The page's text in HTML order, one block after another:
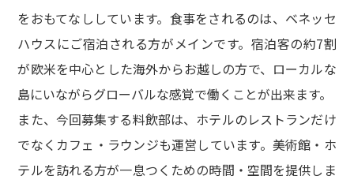
をおもてなししています。食事をされるのは、ベネッセ
ハウスにご宿泊される方がメインです。宿泊客の約7割
が欧米を中心とした海外からお越しの方で、ローカルな
島にいながらグローバルな感覚で働くことが出来ます。
また、今回募集する料飲部は、ホテルのレストランだけ
でなくカフェ・ラウンジも運営しています。美術館・ホ
テルを訪れる方が一息つくための時間・空間を提供しま